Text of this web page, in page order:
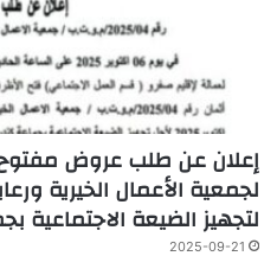
لجمعية الأعمال الخيرية
لتجهيز الضيعة الاجتماعية
2025-09-21